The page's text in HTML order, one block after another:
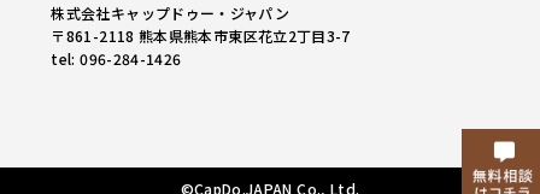
株式会社キャップドゥー・ジャパン
〒861-2118 熊本県熊本市東区花立2丁目3-7
tel: 096-284-1426
©CapDo.JAPAN Co., Ltd.